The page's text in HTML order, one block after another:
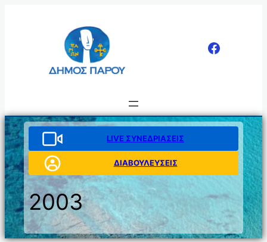
LIVE ΣΥΝΕΔΡΙΑΣΕΙΣ
ΔΙΑΒΟΥΛΕΥΣΕΙΣ
2003